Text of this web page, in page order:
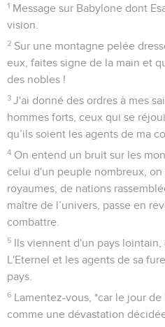
1 Message sur Babylone dont
vision.
2 Sur une montagne pelée
eux, faites signe de la main et
des nobles !
3 J'ai donné des ordres à mes
hommes forts, ceux qui se
qu’ils soient les agents de ma
4 On entend un bruit sur les
celui d'un peuple nombreux,
royaumes, de nations
maître de l’univers, passe en
combattre.
5 Ils viennent d'un pays lointain,
L'Eternel et les agents de sa
pays.
6 Lamentez-vous, *car le jour
comme une dévastation